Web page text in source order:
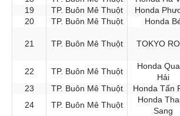
19
TP. Buôn Mê Thuột Honda
20
TP. Buôn Mê Thuột Honda
21 TP. Buôn Mê Thuột TOKYO
22 TP. Buôn Mê Thuột
Honda
Hải
23
TP. Buôn Mê Thuột
Honda Tấn
24
TP. Buôn Mê Thuột
Honda
Sang